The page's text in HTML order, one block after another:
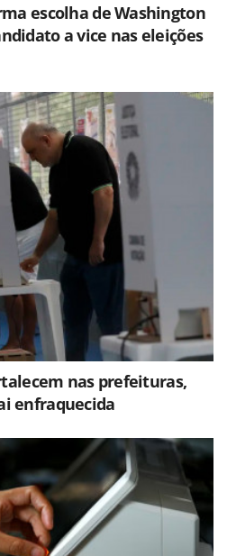
escolha de Washington
a vice nas eleições
nas prefeituras,
enfraquecida